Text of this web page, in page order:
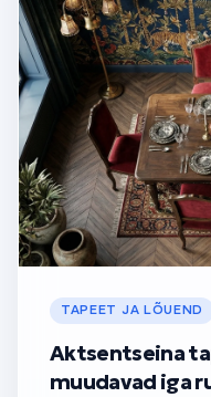
TAPEET JA LÕUEND
Aktsentseina
muudavad iga